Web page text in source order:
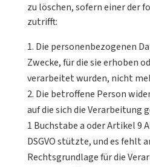
zu löschen, sofern einer der
zutrifft:
Die personenbezogenen
Zwecke, für die sie erhoben
verarbeitet wurden, nicht
Die betroffene Person
auf die sich die Verarbeitung
1 Buchstabe a oder Artikel 9
DSGVO stützte, und es fehlt
Rechtsgrundlage für die